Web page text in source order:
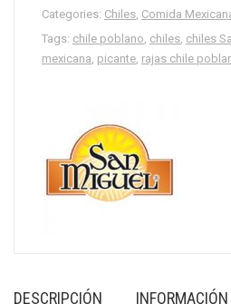
Categories: Chiles, Comida
Tags: chile poblano, chiles, chiles
mexicana, picante, rajas chile
DESCRIPCIÓN INFORMACIÓN